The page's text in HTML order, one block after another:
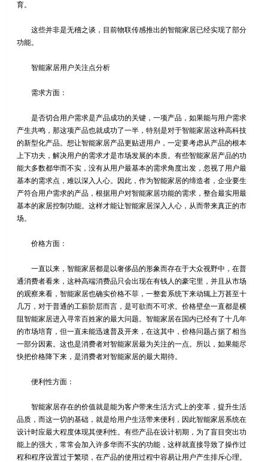
育。
这些并非是无稽之谈，目前物联传感推出的智能家居已经实现了部分
功能。
智能家居用户关注点分析
需求方面：
是否切合用户需求是产品成功的关键，一项产品，如果能与用户需求
产生共鸣，那这项产品也就成功了一半，特别是对于智能家居这种高科技
的新型化产品。想让智能家居产品更贴进用户，一定要考虑从产品的根本
上下功夫，解决用户的需求才是市场发展的本质。有些智能家居产品的功
能大多数都华而不实，没有从用户最基本的需求角度出发，忽视了用户最
基本的需求点，难以深入人心。因此，作为智能家居的缔造者，企业要生
产符合用户需求的产品，根据用户对智能家居功能的需求，整合最实用最
基本的家居控制功能。这样才能让智能家居深入人心，从而带来真正的市
场。
价格方面：
一直以来，智能家居都是以奢侈品的形象而存在于大众视野中，在普
通消费者看来，这种高端消费品只会出现在有钱人的豪宅里，并且从市场
的观察来看，智能家居也确实价格不菲，一整套系统下来动辄上万甚至十
几万，对于普通的工薪阶层而言，是可欲而不可求。价格壁垒一直都是横
阻智能家居进入寻常百姓家的最大问题。智能家居在国内已经有了十几年
的市场培育，但一直未能迅速普及开来，在这其中，价格问题占据了相当
一部分因素。这也是消费者对智能家居最为关注的一点。所以，如果能尽
快把价格降下来，是消费者对智能家居的最大期待。
便利性方面：
智能家居存在的价值就是能为客户带来生活方式上的变革，提升生活
品质，而这一切的基础，就是给用户生活带来便利，因此智能家居系统在
设计时应最大程度体现其便利性。有些产品在设计初期，为了盲目突出功
能上的强大，常常会加入许多华而不实的功能，这样就直接导致了操作过
程和程序设置过于繁琐，在产品的使用过程中容易让用户产生排斥心理。